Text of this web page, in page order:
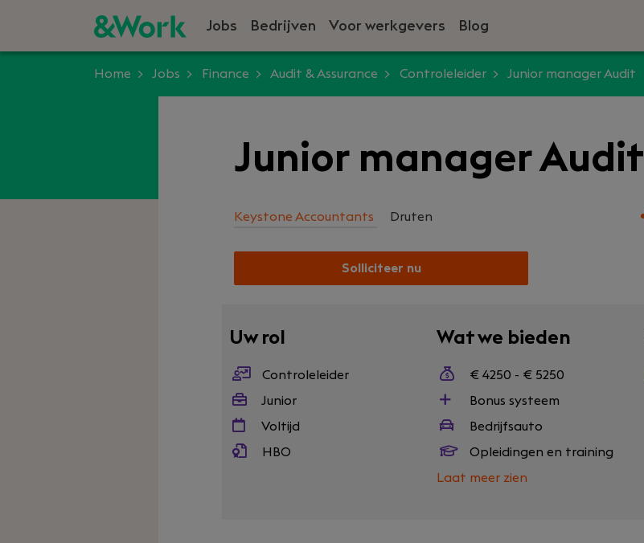
Jobs Bedrijven Voor werkgevers Blog
Home Jobs Finance Audit & Assurance Controleleider Junior manager Audit
Junior manager Audit
Keystone Accountants Druten
Solliciteer nu
Uw rol
Controleleider
Junior
Voltijd
HBO
Wat we bieden
€ 4250 - € 5250
Bonus systeem
Bedrijfsauto
Opleidingen en training
Laat meer zien